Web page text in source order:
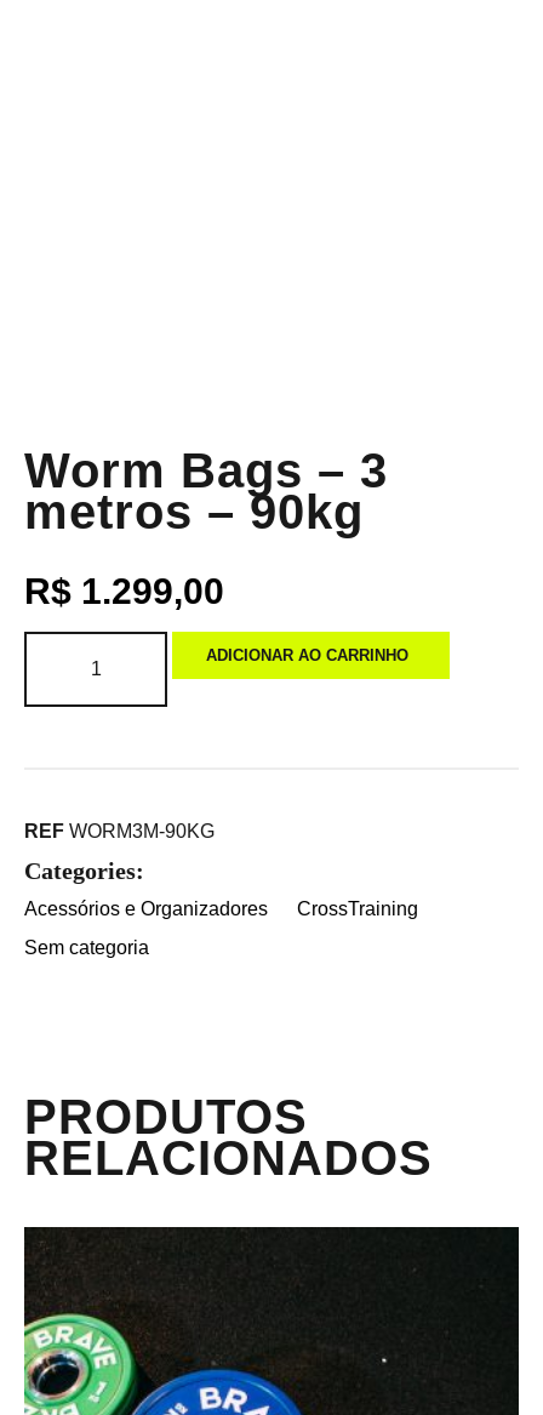
Worm Bags – 3
metros – 90kg
R$ 1.299,00
ADICIONAR AO CARRINHO
REF WORM3M-90KG
Categories:
Acessórios e Organizadores
CrossTraining
Sem categoria
PRODUTOS
RELACIONADOS